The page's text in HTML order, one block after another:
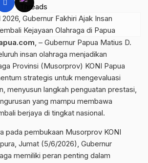
, – Gubernur Papua Matius D.
insan olahraga menjadikan
Provinsi (Musorprov) KONI Papua
strategis untuk mengevaluasi
menyusun langkah penguatan prestasi,
yang mampu membawa
berjaya di tingkat nasional.
pada pembukaan Musorprov KONI
Jumat (5/6/2026), Gubernur
memiliki peran penting dalam